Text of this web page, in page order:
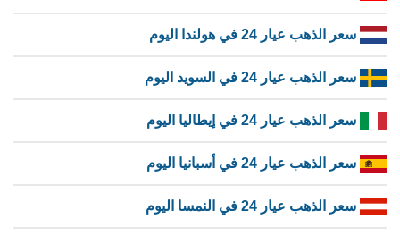
سعر الذهب عيار 24 في هولندا اليوم
سعر الذهب عيار 24 في السويد اليوم
سعر الذهب عيار 24 في إيطاليا اليوم
سعر الذهب عيار 24 في أسبانيا اليوم
سعر الذهب عيار 24 في النمسا اليوم